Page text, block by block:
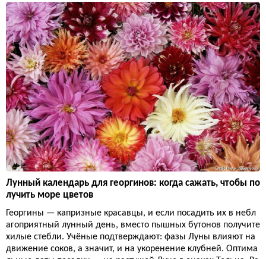
Лунный календарь для георгинов: когда сажать, чтобы по
лучить море цветов
Георгины — капризные красавцы, и если посадить их в небл
агоприятный лунный день, вместо пышных бутонов получите
хилые стебли. Учёные подтверждают: фазы Луны влияют на
движение соков, а значит, и на укоренение клубней. Оптима